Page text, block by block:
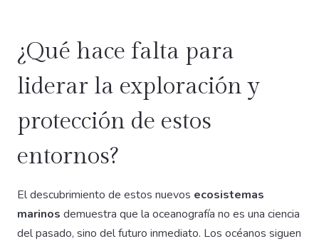
¿Qué hace falta para
liderar la exploración y
protección de estos
entornos?
El descubrimiento de estos nuevos ecosistemas
marinos demuestra que la oceanografía no es una ciencia
del pasado, sino del futuro inmediato. Los océanos siguen